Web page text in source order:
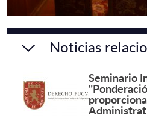
Noticias
Seminario